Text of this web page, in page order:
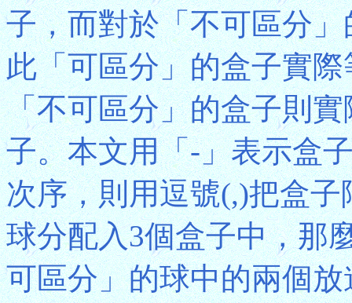
子，而對於「不可區分
此「可區分」的盒子實
「不可區分」的盒子則
子。本文用「-」表示盒
次序，則用逗號(,)把盒
球分配入3個盒子中，那
可區分」的球中的兩個